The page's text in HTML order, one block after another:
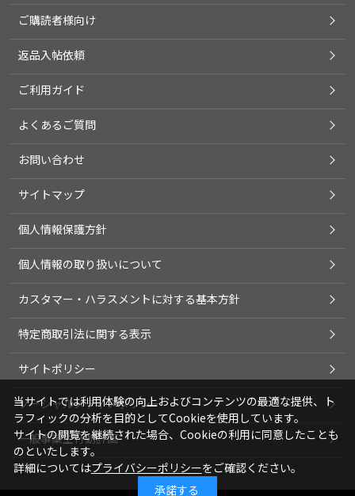
ご購読者様向け
返品入帖依頼
ご利用ガイド
よくあるご質問
お問い合わせ
サイトマップ
個人情報保護方針
個人情報の取り扱いについて
カスタマー・ハラスメントに対する基本方針
特定商取引法に関する表示
サイトポリシー
ソーシャルメディアポリシー
一般事業主行動計画
当サイトでは利用体験の向上およびコンテンツの最適な提供、ト
ラフィックの分析を目的としてCookieを使用しています。
サイトの閲覧を継続された場合、Cookieの利用に同意したことも
のといたします。
詳細についてはプライバシーポリシーをご確認ください。
承諾する